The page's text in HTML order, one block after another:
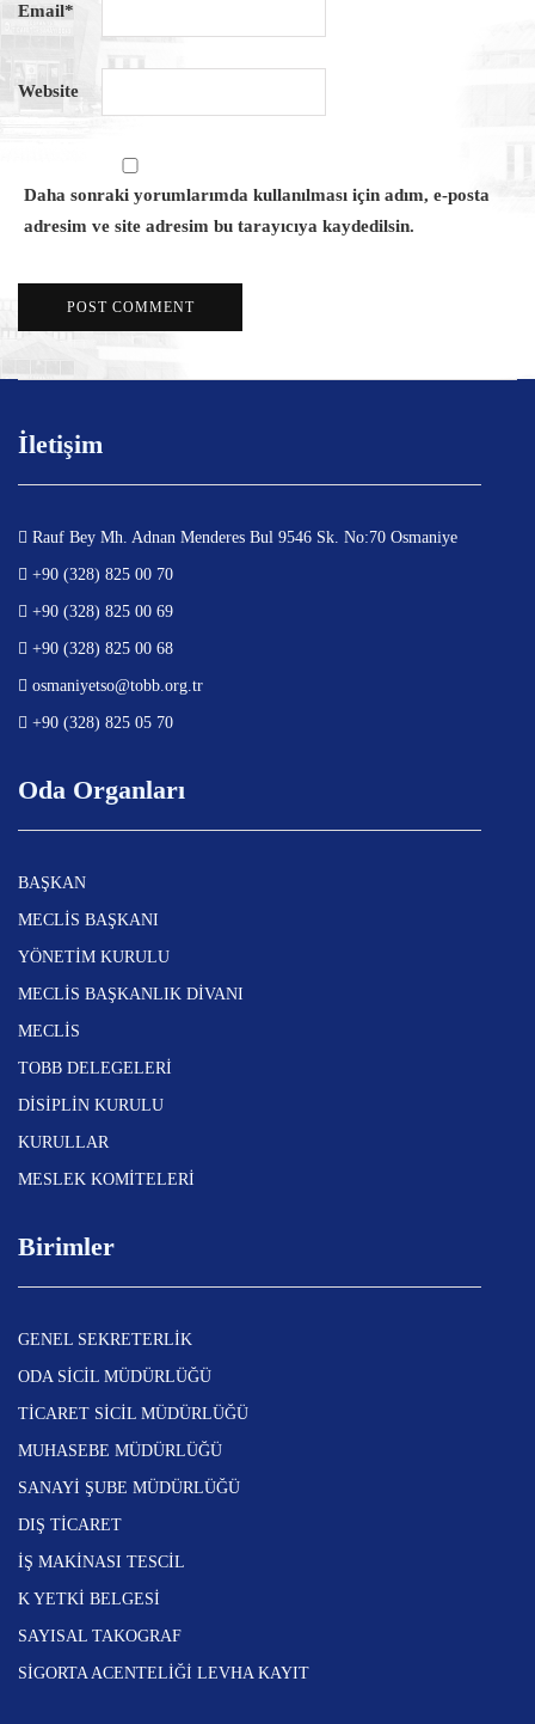
Email*
Website
Daha sonraki yorumlarımda kullanılması için adım, e-posta
adresim ve site adresim bu tarayıcıya kaydedilsin.
İletişim
Rauf Bey Mh. Adnan Menderes Bul 9546 Sk. No:70 Osmaniye
+90 (328) 825 00 70
+90 (328) 825 00 69
+90 (328) 825 00 68
osmaniyetso@tobb.org.tr
+90 (328) 825 05 70
Oda Organları
BAŞKAN
MECLİS BAŞKANI
YÖNETİM KURULU
MECLİS BAŞKANLIK DİVANI
MECLİS
TOBB DELEGELERİ
DİSİPLİN KURULU
KURULLAR
MESLEK KOMİTELERİ
Birimler
GENEL SEKRETERLİK
ODA SİCİL MÜDÜRLÜĞÜ
TİCARET SİCİL MÜDÜRLÜĞÜ
MUHASEBE MÜDÜRLÜĞÜ
SANAYİ ŞUBE MÜDÜRLÜĞÜ
DIŞ TİCARET
İŞ MAKİNASI TESCİL
K YETKİ BELGESİ
SAYISAL TAKOGRAF
SİGORTA ACENTELİĞİ LEVHA KAYIT